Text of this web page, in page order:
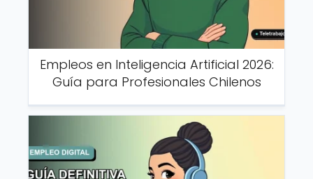
Empleos en Inteligencia Artificial 2026:
Guía para Profesionales Chilenos